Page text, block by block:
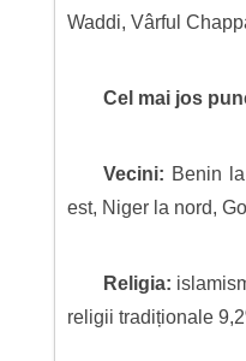
Waddi, Vârful
Cel mai jos
Vecini: Benin
est, Niger la nord,
Religia:
religii tradiționale